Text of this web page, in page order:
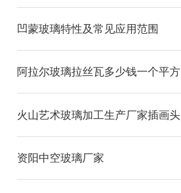
凹蒙玻璃特性及常见应用范围
阿拉尔玻璃拉丝瓦多少钱一个平方
资阳中空玻璃厂家